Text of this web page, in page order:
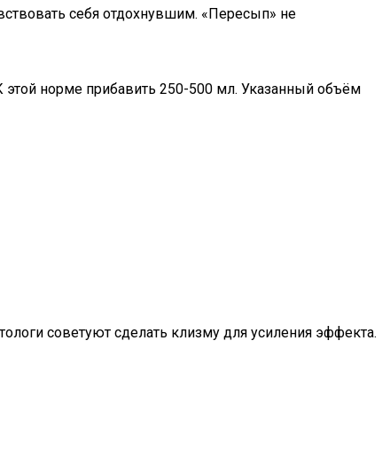
себя отдохнувшим. «Пересып» не
норме прибавить 250-500 мл. Указанный объём
советуют сделать клизму для усиления эффекта.